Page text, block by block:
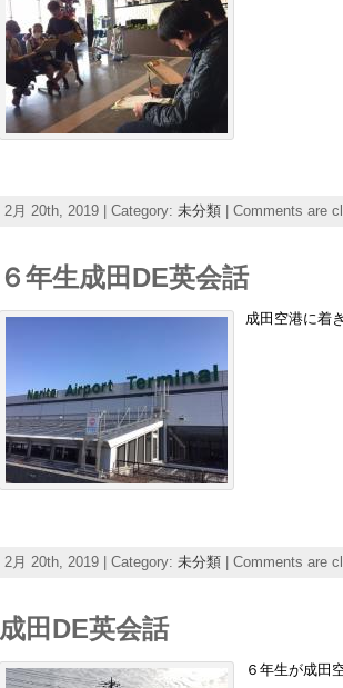
2月 20th, 2019 | Category: 未分類| Comments are
６年生成田DE英会話
成田空港に着
2月 20th, 2019 | Category: 未分類| Comments are
成田DE英会話
６年生が成田